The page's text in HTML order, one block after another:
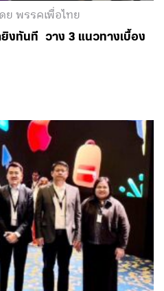
ย พรรคเพื่อไทย
งทันที วาง 3 แนวทางเบื้อง